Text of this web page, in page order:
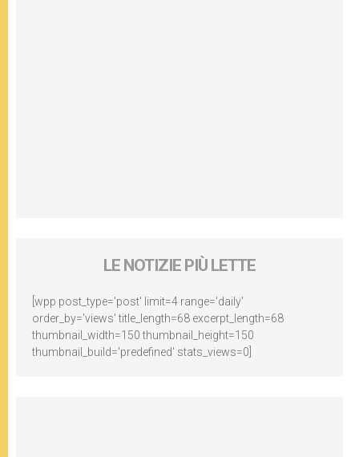
LE NOTIZIE PIÙ LETTE
[wpp post_type='post' limit=4 range='daily'
order_by='views' title_length=68 excerpt_length=68
thumbnail_width=150 thumbnail_height=150
thumbnail_build='predefined' stats_views=0]